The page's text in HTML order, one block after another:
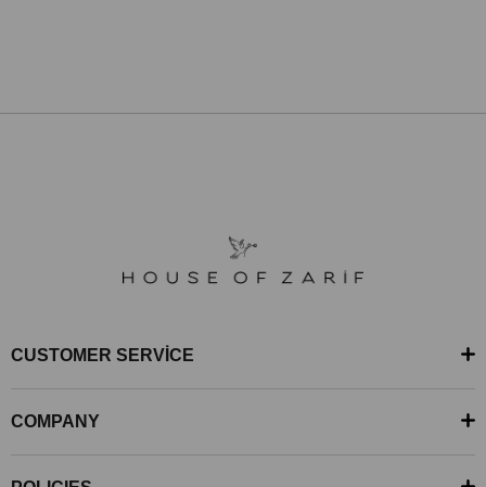
CUSTOMER SERVİCE
COMPANY